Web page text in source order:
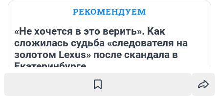
РЕКОМЕНДУЕМ
«Не хочется в это верить». Как
сложилась судьба «следователя на
золотом Lexus» после скандала в
Екатеринбурге